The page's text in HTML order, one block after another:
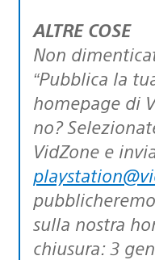
ALTRE COSE
Non
“Pubblica la
homepage di
no?
VidZone e
sulla nostra
chiusura: 3